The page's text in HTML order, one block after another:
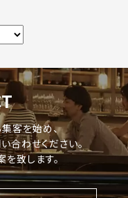
客を始め、
合わせください。
致します。